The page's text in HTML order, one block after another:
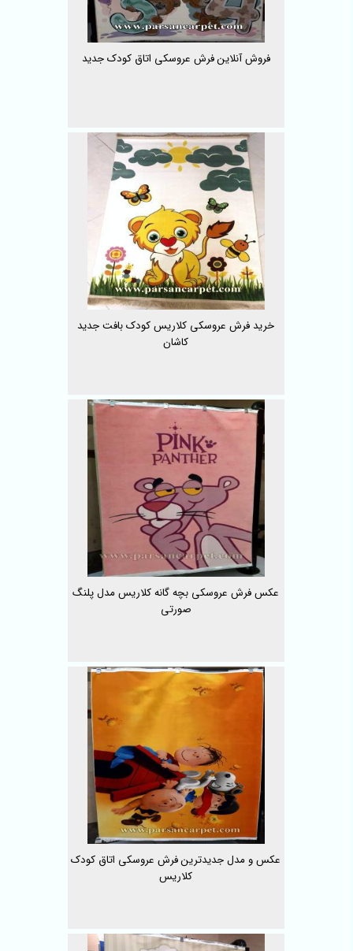
فروش آنلاین فرش عروسکی اتاق کودک جدید
خرید فرش عروسکی کلاریس کودک بافت جدید
کاشان
عکس فرش عروسکی بچه گانه کلاریس مدل پلنگ
صورتی
عکس و مدل جدیدترین فرش عروسکی اتاق کودک
کلاریس